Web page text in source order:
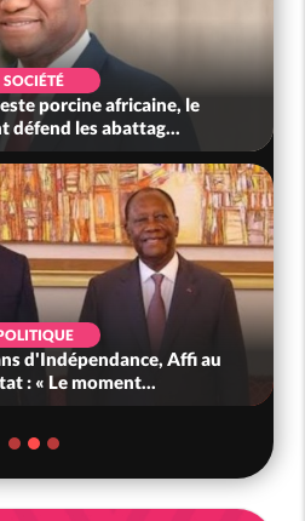
SOCIÉTÉ
porcine africaine, le
défend les abattag...
d'Indépendance, Affi au
: « Le moment...